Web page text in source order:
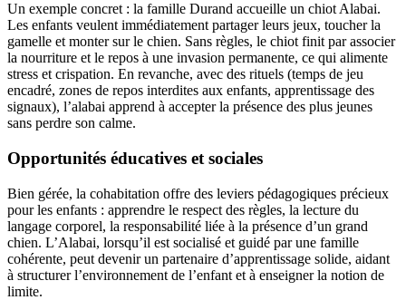
Un exemple concret : la famille Durand accueille un chiot Alabai.
Les enfants veulent immédiatement partager leurs jeux, toucher la
gamelle et monter sur le chien. Sans règles, le chiot finit par associer
la nourriture et le repos à une invasion permanente, ce qui alimente
stress et crispation. En revanche, avec des rituels (temps de jeu
encadré, zones de repos interdites aux enfants, apprentissage des
signaux), l’alabai apprend à accepter la présence des plus jeunes
sans perdre son calme.
Opportunités éducatives et sociales
Bien gérée, la cohabitation offre des leviers pédagogiques précieux
pour les enfants : apprendre le respect des règles, la lecture du
langage corporel, la responsabilité liée à la présence d’un grand
chien. L’Alabai, lorsqu’il est socialisé et guidé par une famille
cohérente, peut devenir un partenaire d’apprentissage solide, aidant
à structurer l’environnement de l’enfant et à enseigner la notion de
limite.